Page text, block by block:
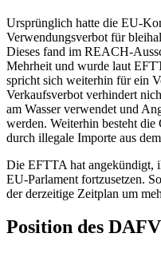
Ursprünglich hatte die
Verwendungsverbot für
Dieses fand im
Mehrheit und wurde laut
spricht sich weiterhin für ein
Verkaufsverbot verhindert
am Wasser verwendet und
werden. Weiterhin besteht die
durch illegale Importe aus
Die EFTTA hat angekündigt,
EU‑Parlament fortzusetzen.
der derzeitige Zeitplan um
Position des DAFV